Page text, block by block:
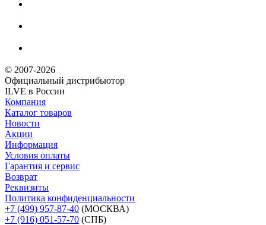
© 2007-2026
Официальный дистрибьютoр
ILVE в России
Компания
Каталог товаров
Новости
Акции
Информация
Условия оплаты
Гарантия и сервис
Возврат
Реквизиты
Политика конфиденциальности
+7 (499) 957-87-40 (МОСКВА)
+7 (916) 051-57-70 (СПБ)